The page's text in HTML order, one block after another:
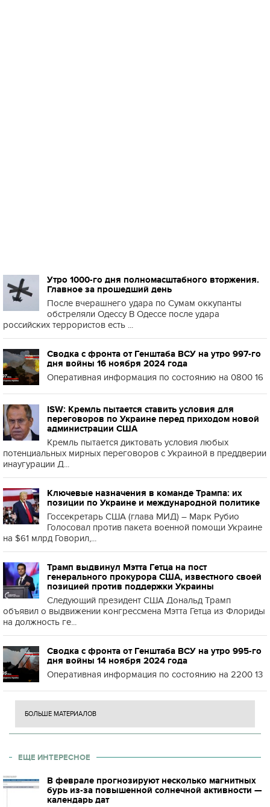
Утро 1000-го дня полномасштабного вторжения.
Главное за прошедший день
После вчерашнего удара по Сумам оккупанты
обстреляли Одессу В Одессе после удара
российских террористов есть ...
Сводка с фронта от Генштаба ВСУ на утро 997-го
дня войны 16 ноября 2024 года
Оперативная информация по состоянию на 0800 16
ISW: Кремль пытается ставить условия для
переговоров по Украине перед приходом новой
администрации США
Кремль пытается диктовать условия любых
потенциальных мирных переговоров с Украиной в преддверии
инаугурации Д...
Ключевые назначения в команде Трампа: их
позиции по Украине и международной политике
Госсекретарь США (глава МИД) – Марк Рубио
Голосовал против пакета военной помощи Украине
на $61 млрд Говорил,...
Трамп выдвинул Мэтта Гетца на пост
генерального прокурора США, известного своей
позицией против поддержки Украины
Следующий президент США Дональд Трамп
объявил о выдвижении конгрессмена Мэтта Гетца из Флориды
на должность ге...
Сводка с фронта от Генштаба ВСУ на утро 995-го
дня войны 14 ноября 2024 года
Оперативная информация по состоянию на 2200 13
БОЛЬШЕ МАТЕРИАЛОВ
ЕЩЕ ИНТЕРЕСНОЕ
В феврале прогнозируют несколько магнитных
бурь из-за повышенной солнечной активности —
календарь дат